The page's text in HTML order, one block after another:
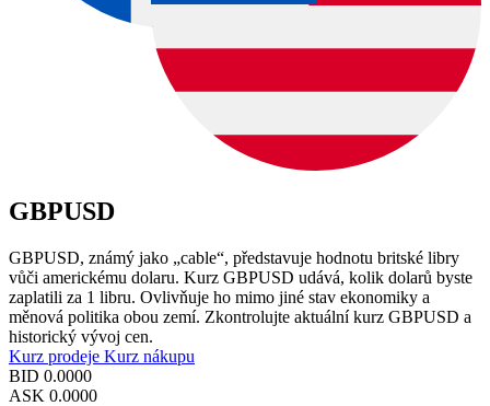
GBPUSD
GBPUSD, známý jako „cable“, představuje hodnotu britské libry
vůči americkému dolaru. Kurz GBPUSD udává, kolik dolarů byste
zaplatili za 1 libru. Ovlivňuje ho mimo jiné stav ekonomiky a
měnová politika obou zemí. Zkontrolujte aktuální kurz GBPUSD a
historický vývoj cen.
Kurz prodeje Kurz nákupu
BID 0.0000
ASK 0.0000